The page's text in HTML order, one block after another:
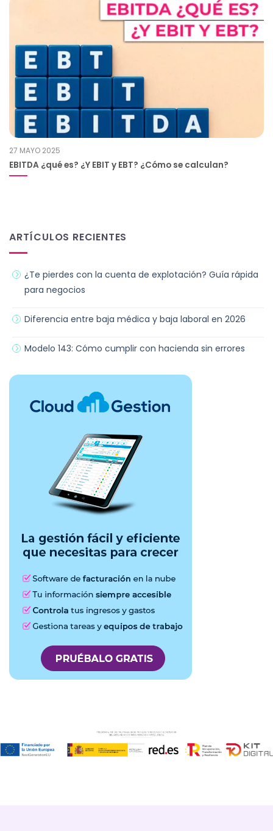
27 MAYO 2025
EBITDA ¿qué es? ¿Y EBIT y EBT? ¿Cómo se calculan?
ARTÍCULOS RECIENTES
¿Te pierdes con la cuenta de explotación? Guía rápida
para negocios
Diferencia entre baja médica y baja laboral en 2026
Modelo 143: Cómo cumplir con hacienda sin errores